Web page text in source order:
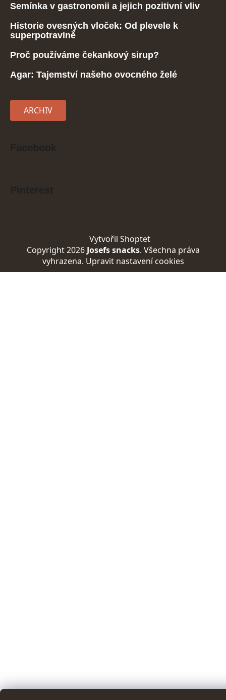
Semínka v gastronomii a jejich pozitivní vliv
Historie ovesných vloček: Od plevele k
superpotravině
Proč používáme čekankový sirup?
Agar: Tajemství našeho ovocného želé
ARCHIV
Vytvořil Shoptet
Copyright 2026 Josefs snacks. Všechna práva
vyhrazena. Upravit nastavení cookies